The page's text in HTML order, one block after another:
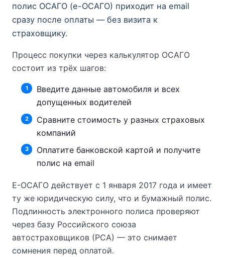
полис ОСАГО (е-ОСАГО) приходит на email
сразу после оплаты — без визита к
страховщику.
Процесс покупки через калькулятор ОСАГО
состоит из трёх шагов:
Введите данные автомобиля и всех
допущенных водителей
Сравните стоимость у разных страховых
компаний
Оплатите банковской картой и получите
полис на email
Е-ОСАГО действует с 1 января 2017 года и имеет
ту же юридическую силу, что и бумажный полис.
Подлинность электронного полиса проверяют
через базу Российского союза
автостраховщиков (РСА) — это снимает
сомнения перед оплатой.